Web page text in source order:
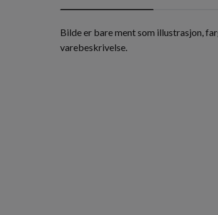
Bilde er bare ment som illustrasjon,
varebeskrivelse.